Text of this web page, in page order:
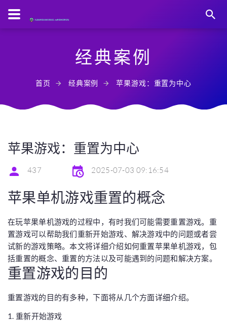
经典案例
首页 经典案例 苹果游戏：重置为中心
苹果游戏：重置为中心
437 2025-07-03 09:16:54
苹果单机游戏重置的概念
在玩苹果单机游戏的过程中，有时我们可能需要重置游戏。重
置游戏可以帮助我们重新开始游戏、解决游戏中的问题或者尝
试新的游戏策略。本文将详细介绍如何重置苹果单机游戏，包
括重置的概念、重置的方法以及可能遇到的问题和解决方案。
重置游戏的目的
重置游戏的目的有多种，下面将从几个方面详细介绍。
1. 重新开始游戏